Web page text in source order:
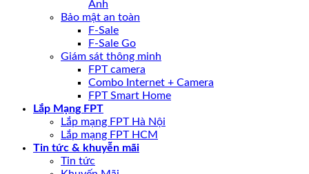
Anh
Bảo mật an toàn
F-Sale
F-Sale Go
Giám sát thông minh
FPT camera
Combo Internet + Camera
FPT Smart Home
Lắp Mạng FPT
Lắp mạng FPT Hà Nội
Lắp mạng FPT HCM
Tin tức & khuyễn mãi
Tin tức